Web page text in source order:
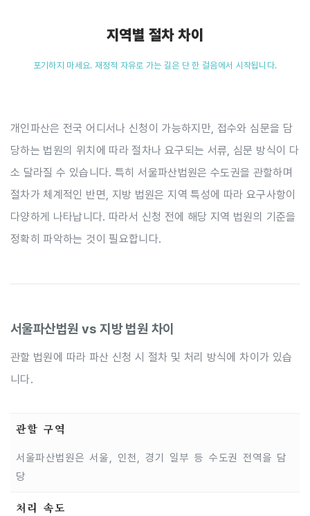
지역별 절차 차이
포기하지 마세요. 재정적 자유로 가는 길은 단 한 걸음에서 시작됩니다.
개인파산은 전국 어디서나 신청이 가능하지만, 접수와 심문을 담
당하는 법원의 위치에 따라 절차나 요구되는 서류, 심문 방식이 다
소 달라질 수 있습니다. 특히 서울파산법원은 수도권을 관할하며
절차가 체계적인 반면, 지방 법원은 지역 특성에 따라 요구사항이
다양하게 나타납니다. 따라서 신청 전에 해당 지역 법원의 기준을
정확히 파악하는 것이 필요합니다.
서울파산법원 vs 지방 법원 차이
관할 법원에 따라 파산 신청 시 절차 및 처리 방식에 차이가 있습
니다.
관할 구역
서울파산법원은 서울, 인천, 경기 일부 등 수도권 전역을 담
당
처리 속도